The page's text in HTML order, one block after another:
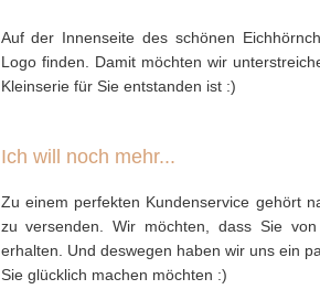
Auf der Innenseite des schönen
Logo finden. Damit möchten wir
Kleinserie für Sie entstanden ist :)
Ich will noch mehr...
Zu einem perfekten Kundenservice gehört
zu versenden. Wir möchten, dass Sie
erhalten. Und deswegen haben wir uns ein
Sie glücklich machen möchten :)